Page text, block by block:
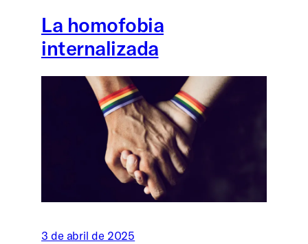
La homofobia
internalizada
3 de abril de 2025